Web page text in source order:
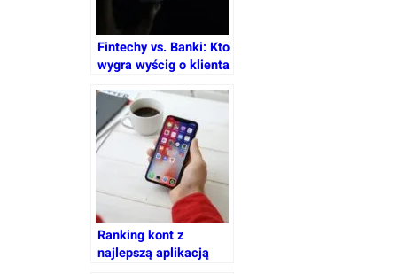
Fintechy vs. Banki: Kto
wygra wyścig o klienta
Revolut i przyszłość
bankowości
Ranking kont z
najlepszą aplikacją